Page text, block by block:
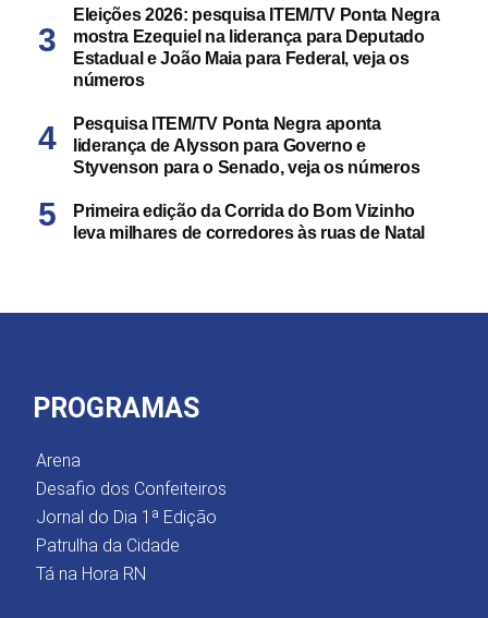
Eleições 2026: pesquisa ITEM/TV Ponta Negra
mostra Ezequiel na liderança para Deputado
Estadual e João Maia para Federal, veja os
números
Pesquisa ITEM/TV Ponta Negra aponta
liderança de Alysson para Governo e
Styvenson para o Senado, veja os números
Primeira edição da Corrida do Bom Vizinho
leva milhares de corredores às ruas de Natal
PROGRAMAS
Arena
Desafio dos Confeiteiros
Jornal do Dia 1ª Edição
Patrulha da Cidade
Tá na Hora RN